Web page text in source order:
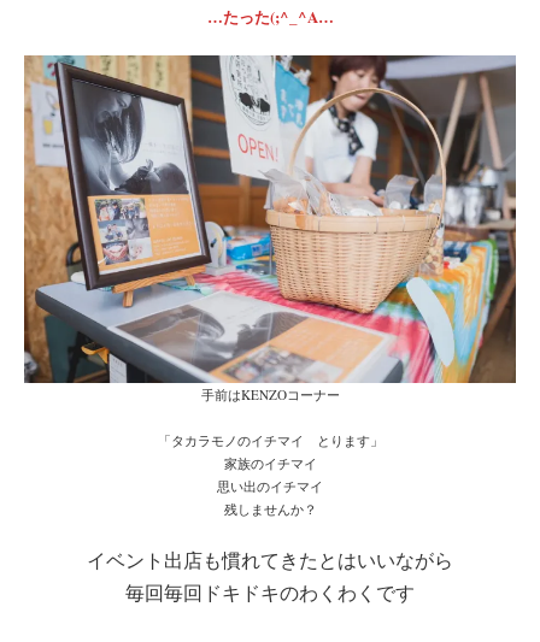
…たった(;^_^A…
手前はKENZOコーナー
「タカラモノのイチマイ とります」
家族のイチマイ
思い出のイチマイ
残しませんか？
イベント出店も慣れてきたとはいいながら
毎回毎回ドキドキのわくわくです